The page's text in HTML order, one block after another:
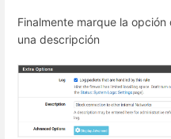
Finalmente marque la
una descripción